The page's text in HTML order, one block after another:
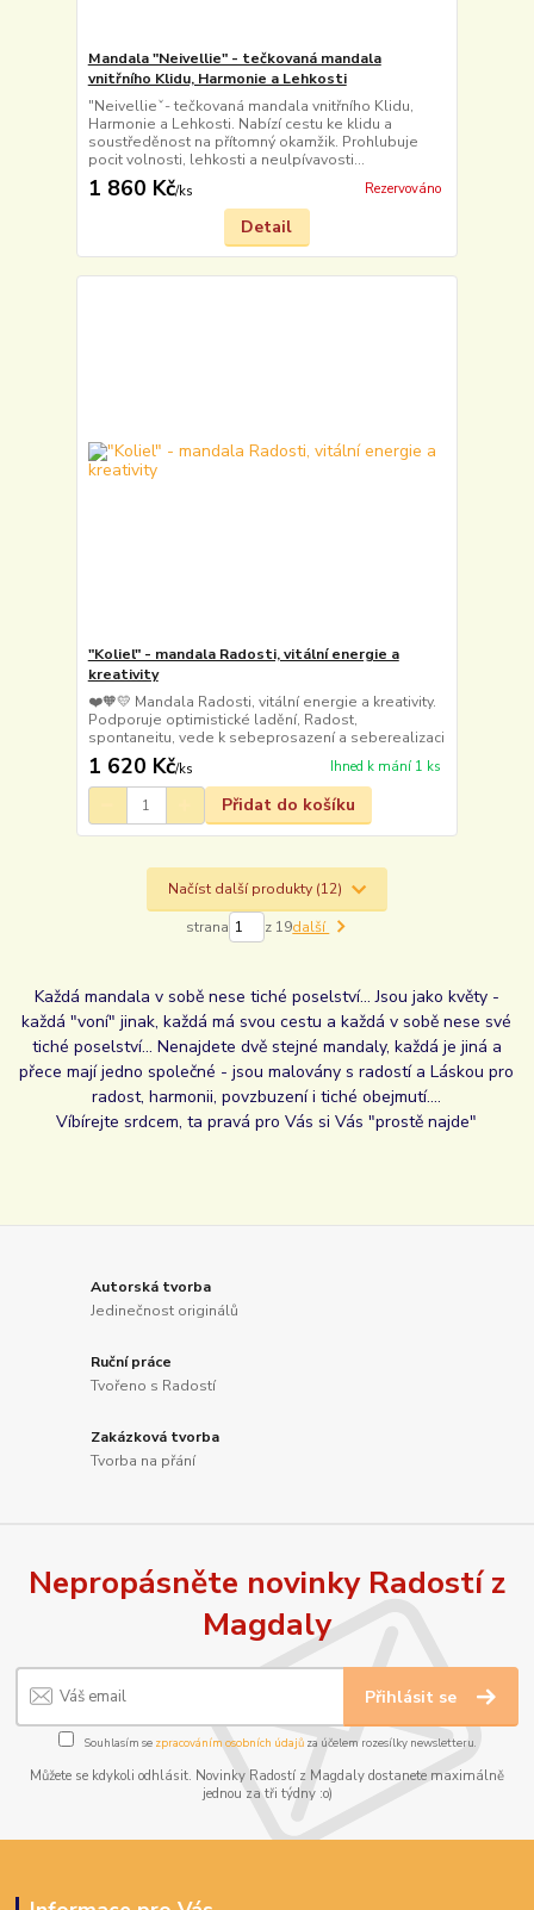
Mandala "Neivellie" - tečkovaná mandala
vnitřního Klidu, Harmonie a Lehkosti
"Neivellieˇ- tečkovaná mandala vnitřního Klidu,
Harmonie a Lehkosti. Nabízí cestu ke klidu a
soustředěnost na přítomný okamžik. Prohlubuje
pocit volnosti, lehkosti a neulpívavosti...
1 860 Kč/ks Rezervováno
Detail
"Koliel" - mandala Radosti, vitální energie a
kreativity
❤️🧡💛 Mandala Radosti, vitální energie a kreativity.
Podporuje optimistické ladění, Radost,
spontaneitu, vede k sebeprosazení a seberealizaci
1 620 Kč/ks Ihned k mání 1 ks
Přidat do košíku
Načíst další produkty (12)
strana z 19další
Každá mandala v sobě nese tiché poselství... Jsou jako květy -
každá "voní" jinak, každá má svou cestu a každá v sobě nese své
tiché poselství... Nenajdete dvě stejné mandaly, každá je jiná a
přece mají jedno společné - jsou malovány s radostí a Láskou pro
radost, harmonii, povzbuzení i tiché obejmutí....
Víbírejte srdcem, ta pravá pro Vás si Vás "prostě najde"
Autorská tvorba
Jedinečnost originálů
Ruční práce
Tvořeno s Radostí
Zakázková tvorba
Tvorba na přání
Nepropásněte novinky Radostí z
Magdaly
Přihlásit se
Souhlasím se zpracováním osobních údajůza účelem rozesílky newsletteru.
Můžete se kdykoli odhlásit. Novinky Radostí z Magdaly dostanete maximálně
jednou za tři týdny :o)